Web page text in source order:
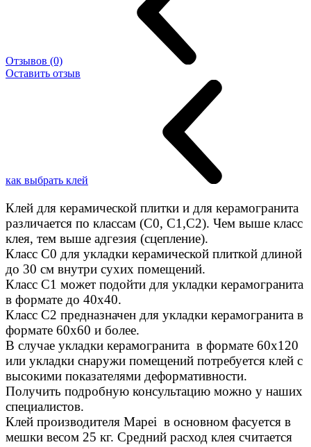
Отзывов (0)
Оставить отзыв
как выбрать клей
Клей для керамической плитки и для керамогранита
различается по классам (C0, C1,C2). Чем выше класс
клея, тем выше адгезия (сцепление).
Класс С0 для укладки керамической плиткой длиной
до 30 см внутри сухих помещений.
Класс C1 может подойти для укладки керамогранита
в формате до 40х40.
Класс C2 предназначен для укладки керамогранита в
формате 60х60 и более.
В случае укладки керамогранита в формате 60х120
или укладки снаружи помещений потребуется клей с
высокими показателями деформативности.
Получить подробную консультацию можно у наших
специалистов.
Клей производителя Mapei в основном фасуется в
мешки весом 25 кг. Средний расход клея считается